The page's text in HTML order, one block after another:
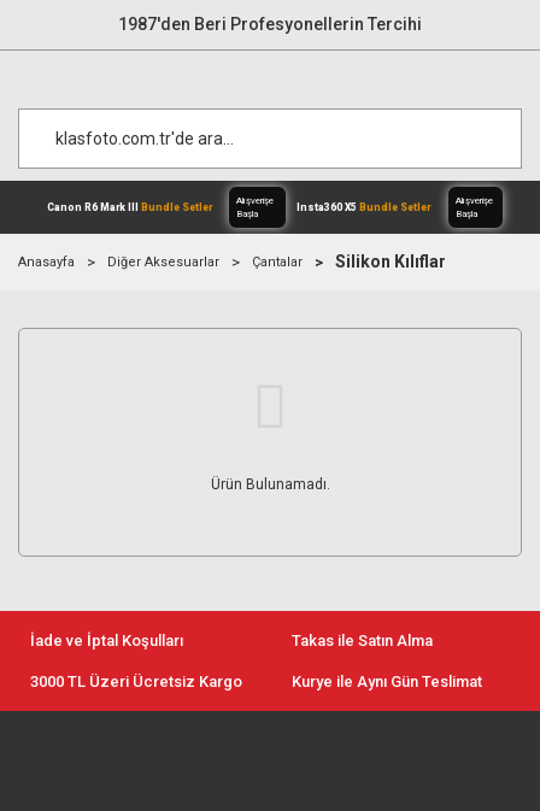
1987'den Beri Profesyonellerin Tercihi
Alışverişe
Anasayfa Diğer Aksesuarlar Çantalar Silikon Kılıflar
Ürün Bulunamadı.
İade ve İptal Koşulları Takas ile Satın Alma
3000 TL Üzeri Ücretsiz Kargo Kurye ile Aynı Gün Teslimat